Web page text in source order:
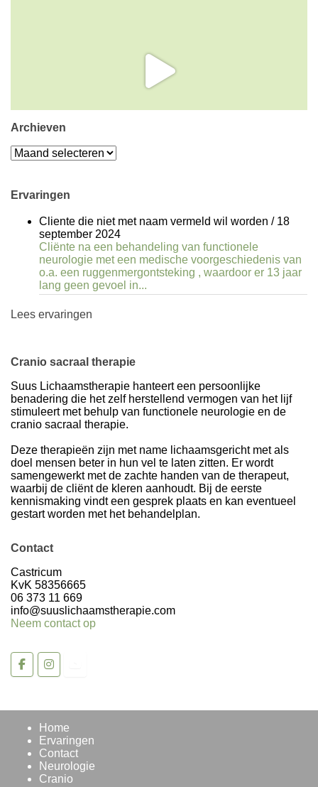
Archieven
Archieven
Ervaringen
Cliente die niet met naam vermeld wil worden / 18
september 2024
Cliënte na een behandeling van functionele
neurologie met een medische voorgeschiedenis van
o.a. een ruggenmergontsteking , waardoor er 13 jaar
lang geen gevoel in...
Lees ervaringen
Cranio sacraal therapie
Suus Lichaamstherapie hanteert een persoonlijke
benadering die het zelf herstellend vermogen van het lijf
stimuleert met behulp van functionele neurologie en de
cranio sacraal therapie.
Deze therapieën zijn met name lichaamsgericht met als
doel mensen beter in hun vel te laten zitten. Er wordt
samengewerkt met de zachte handen van de therapeut,
waarbij de cliënt de kleren aanhoudt. Bij de eerste
kennismaking vindt een gesprek plaats en kan eventueel
gestart worden met het behandelplan.
Contact
Castricum
KvK 58356665
06 373 11 669
info@suuslichaamstherapie.com
Neem contact op
Home
Ervaringen
Contact
Neurologie
Cranio